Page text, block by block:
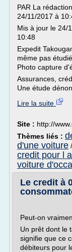
PAR La
24/11/2017 à
Mis à jour le 24/
10:48
Expedit
même pas
Photo capture
Assurances,
Une étude
Lire la suite
Site : http://
Thèmes liés :
d'une voiture /
credit pour l
voiture
Le credit à
Peut-on
Un prêt dont le
signifie que ce
débiteurs pour